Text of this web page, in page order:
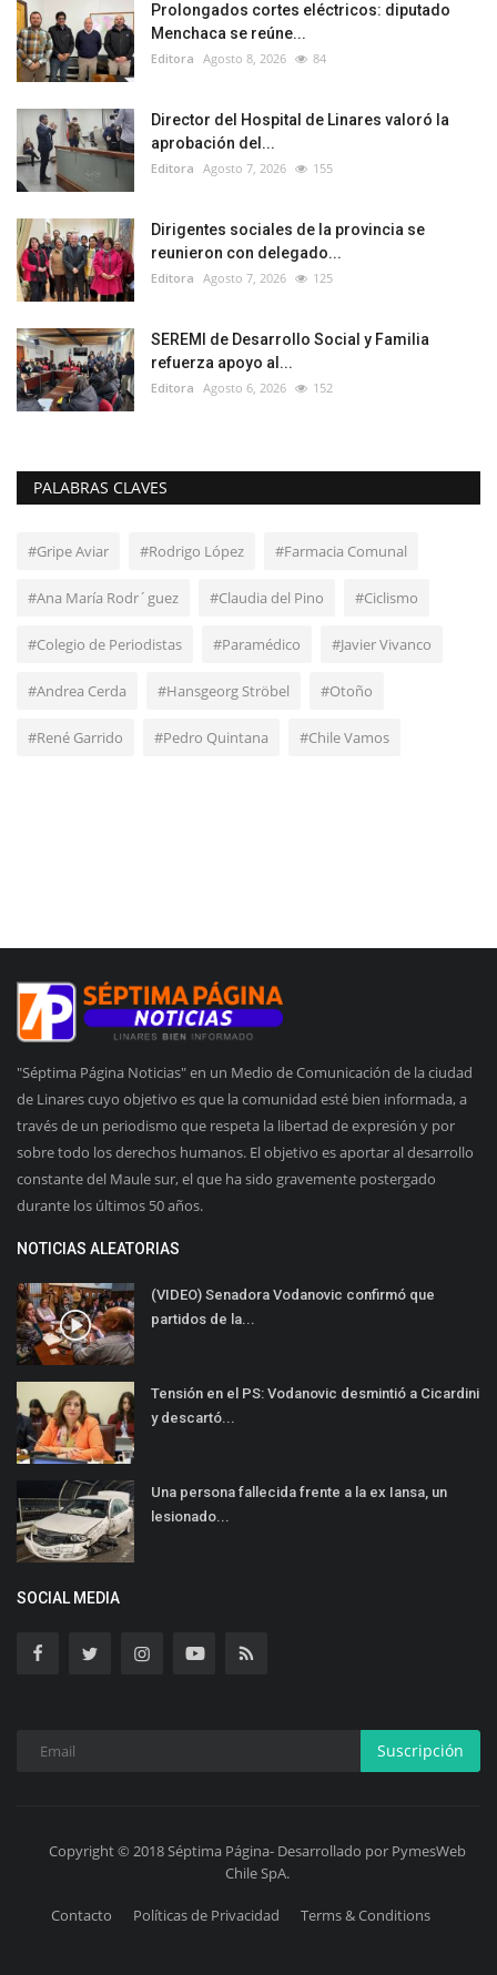
Prolongados cortes eléctricos: diputado
Menchaca se reúne...
Editora Agosto 8, 2026 84
Director del Hospital de Linares valoró la
aprobación del...
Editora Agosto 7, 2026 155
Dirigentes sociales de la provincia se
reunieron con delegado...
Editora Agosto 7, 2026 125
SEREMI de Desarrollo Social y Familia
refuerza apoyo al...
Editora Agosto 6, 2026 152
PALABRAS CLAVES
#Gripe Aviar #Rodrigo López #Farmacia Comunal
#Ana María Rodr´guez #Claudia del Pino #Ciclismo
#Colegio de Periodistas #Paramédico #Javier Vivanco
#Andrea Cerda #Hansgeorg Ströbel #Otoño
#René Garrido #Pedro Quintana #Chile Vamos
"Séptima Página Noticias" en un Medio de Comunicación de la ciudad
de Linares cuyo objetivo es que la comunidad esté bien informada, a
través de un periodismo que respeta la libertad de expresión y por
sobre todo los derechos humanos. El objetivo es aportar al desarrollo
constante del Maule sur, el que ha sido gravemente postergado
durante los últimos 50 años.
NOTICIAS ALEATORIAS
(VIDEO) Senadora Vodanovic confirmó que
partidos de la...
Tensión en el PS: Vodanovic desmintió a Cicardini
y descartó...
Una persona fallecida frente a la ex Iansa, un
lesionado...
SOCIAL MEDIA
Suscripción
Copyright © 2018 Séptima Página- Desarrollado por PymesWeb
Chile SpA.
Contacto Políticas de Privacidad Terms & Conditions